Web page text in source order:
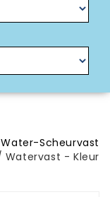
Water-Scheurvast
Watervast - Kleur